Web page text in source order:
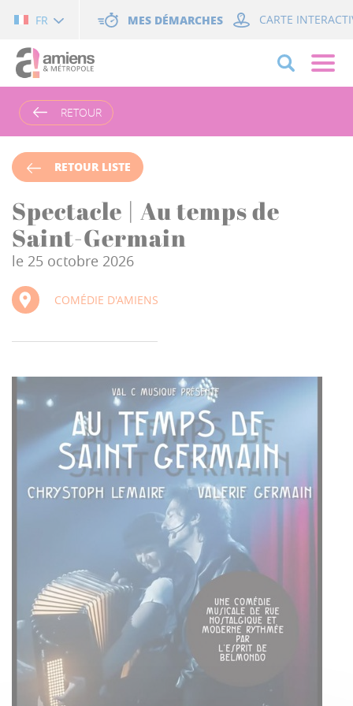
FR MES DÉMARCHES CARTE
RETOUR
RETOUR LISTE
Spectacle | Au temps de
Saint-Germain
le 25 octobre 2026
COMÉDIE D'AMIENS